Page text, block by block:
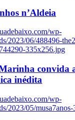
n’Aldeia
wp-
2023/06/488496-
335x256.jpg
convida
inédita
wp-
2023/05/